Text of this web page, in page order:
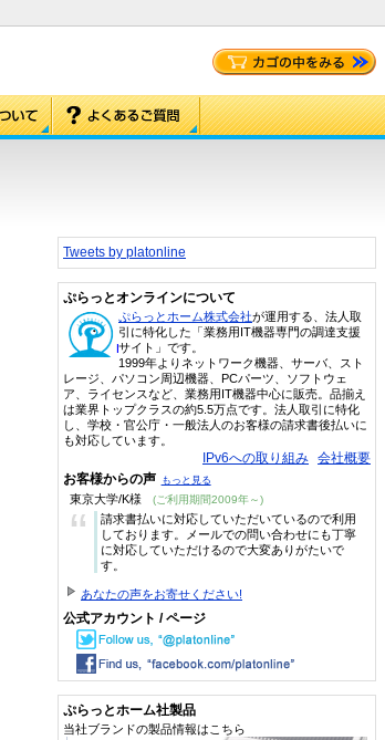
Tweets by platonline
ぷらっとオンラインについて
ぷらっとホーム株式会社が運用する、法人取
引に特化した「業務用IT機器専門の調達支援
サイト」です。
1999年よりネットワーク機器、サーバ、スト
レージ、パソコン周辺機器、PCパーツ、ソフトウェ
ア、ライセンスなど、業務用IT機器中心に販売。品揃え
は業界トップクラスの約5.5万点です。法人取引に特化
し、学校・官公庁・一般法人のお客様の請求書後払いに
も対応しています。
IPv6への取り組み 会社概要
お客様からの声 もっと見る
東京大学/K様 (ご利用期間2009年～)
“
請求書払いに対応していただいているので利用
しております。メールでの問い合わせにも丁寧
に対応していただけるので大変ありがたいで
す。
あなたの声をお寄せください!
公式アカウント / ページ
ぷらっとホーム社製品
当社ブランドの製品情報はこちら